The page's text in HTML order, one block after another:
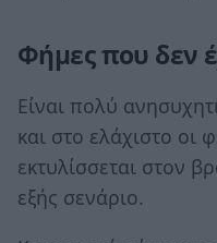
Φήμες που δεν
Είναι πολύ
και στο ελάχιστο οι
εκτυλίσσεται στον
εξής σενάριο.